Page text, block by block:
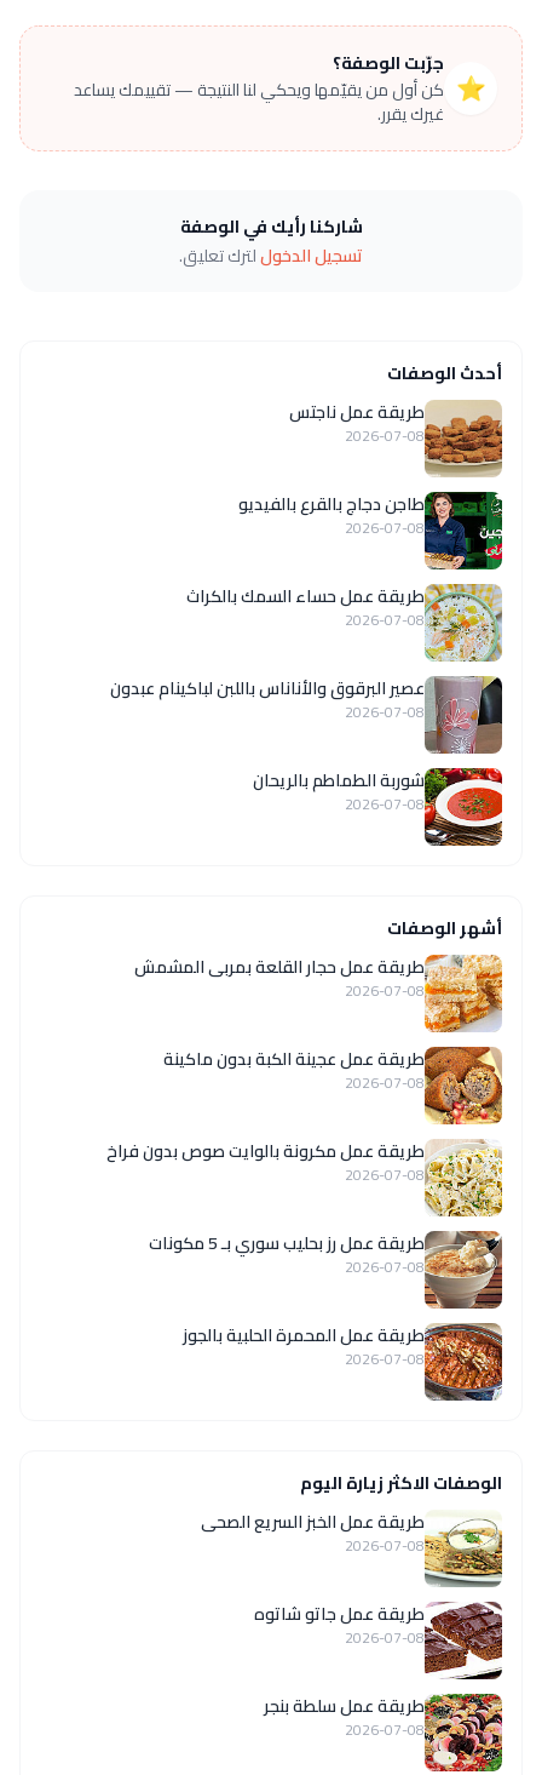
⭐
جرّبت الوصفة؟
كن أول من يقيّمها ويحكي لنا النتيجة — تقييمك يساعد
غيرك يقرر.
شاركنا رأيك في الوصفة
تسجيل الدخوللترك تعليق.
أحدث الوصفات
طريقة عمل ناجتس
2026-07-08
طاجن دجاج بالقرع بالفيديو
2026-07-08
طريقة عمل حساء السمك بالكراث
2026-07-08
عصير البرقوق والأناناس باللبن لباكينام عبدون
2026-07-08
شوربة الطماطم بالريحان
2026-07-08
أشهر الوصفات
طريقة عمل حجار القلعة بمربى المشمش
2026-07-08
طريقة عمل عجينة الكبة بدون ماكينة
2026-07-08
طريقة عمل مكرونة بالوايت صوص بدون فراخ
2026-07-08
طريقة عمل رز بحليب سوري بـ 5 مكونات
2026-07-08
طريقة عمل المحمرة الحلبية بالجوز
2026-07-08
الوصفات الاكثر زيارة اليوم
طريقة عمل الخبز السريع الصحى
2026-07-08
طريقة عمل جاتو شاتوه
2026-07-08
طريقة عمل سلطة بنجر
2026-07-08